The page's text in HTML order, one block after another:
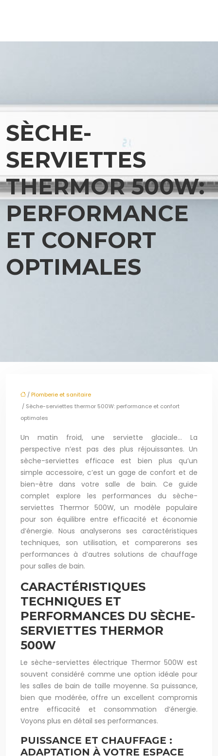
SÈCHE-
SERVIETTES
THERMOR 500W:
PERFORMANCE
ET CONFORT
OPTIMALES
/Plomberie et sanitaire
/ Sèche-serviettes thermor 500W: performance et confort
optimales
Un matin froid, une serviette glaciale… La
perspective n’est pas des plus réjouissantes. Un
sèche-serviettes efficace est bien plus qu’un
simple accessoire, c’est un gage de confort et de
bien-être dans votre salle de bain. Ce guide
complet explore les performances du sèche-
serviettes Thermor 500W, un modèle populaire
pour son équilibre entre efficacité et économie
d’énergie. Nous analyserons ses caractéristiques
techniques, son utilisation, et comparerons ses
performances à d’autres solutions de chauffage
pour salles de bain.
CARACTÉRISTIQUES
TECHNIQUES ET
PERFORMANCES DU SÈCHE-
SERVIETTES THERMOR
500W
Le sèche-serviettes électrique Thermor 500W est
souvent considéré comme une option idéale pour
les salles de bain de taille moyenne. Sa puissance,
bien que modérée, offre un excellent compromis
entre efficacité et consommation d’énergie.
Voyons plus en détail ses performances.
PUISSANCE ET CHAUFFAGE :
ADAPTATION À VOTRE ESPACE